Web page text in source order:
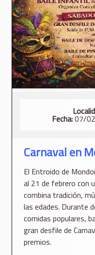
Fecha:07/
Carnaval en
El Entroido de
al 21 de febrero con
combina tradición,
las edades. Durante
comidas populares,
gran desfile de
premios.